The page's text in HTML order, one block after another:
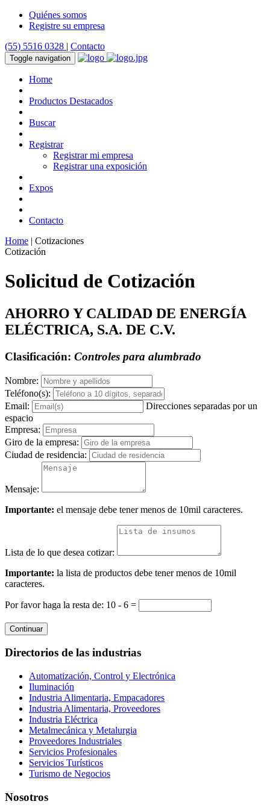
Quiénes somos
Registre su empresa
(55) 5516 0328 | Contacto
Toggle navigation
Home
Productos Destacados
Buscar
Registrar
Registrar mi empresa
Registrar una exposición
Expos
Contacto
Home | Cotizaciones
Cotización
Solicitud de Cotización
AHORRO Y CALIDAD DE ENERGÍA
ELÉCTRICA, S.A. DE C.V.
Clasificación: Controles para alumbrado
Nombre:
Teléfono(s):
Email:
Direcciones separadas por un
espacio
Empresa:
Giro de la empresa:
Ciudad de residencia:
Mensaje:
Importante: el mensaje debe tener menos de 10mil caracteres.
Lista de lo que desea cotizar:
Importante: la lista de productos debe tener menos de 10mil
caracteres.
Por favor haga la resta de: 10 - 6 =
Continuar
Directorios de las industrias
Automatización, Control y Electrónica
Iluminación
Industria Alimentaria, Empacadores
Industria Alimentaria, Proveedores
Industria Eléctrica
Metalmecánica y Metalurgia
Proveedores Industriales
Servicios Profesionales
Servicios Turísticos
Turismo de Negocios
Nosotros